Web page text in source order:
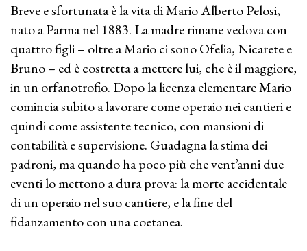
Breve e sfortunata è la vita di Mario Alberto Pelosi,
nato a Parma nel 1883. La madre rimane vedova con
quattro figli – oltre a Mario ci sono Ofelia, Nicarete e
Bruno – ed è costretta a mettere lui, che è il maggiore,
in un orfanotrofio. Dopo la licenza elementare Mario
comincia subito a lavorare come operaio nei cantieri e
quindi come assistente tecnico, con mansioni di
contabilità e supervisione. Guadagna la stima dei
padroni, ma quando ha poco più che vent’anni due
eventi lo mettono a dura prova: la morte accidentale
di un operaio nel suo cantiere, e la fine del
fidanzamento con una coetanea.